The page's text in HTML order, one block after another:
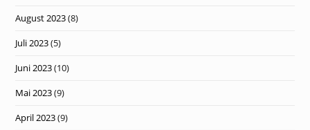
August 2023(8)
Juli 2023(5)
Juni 2023(10)
Mai 2023(9)
April 2023(9)